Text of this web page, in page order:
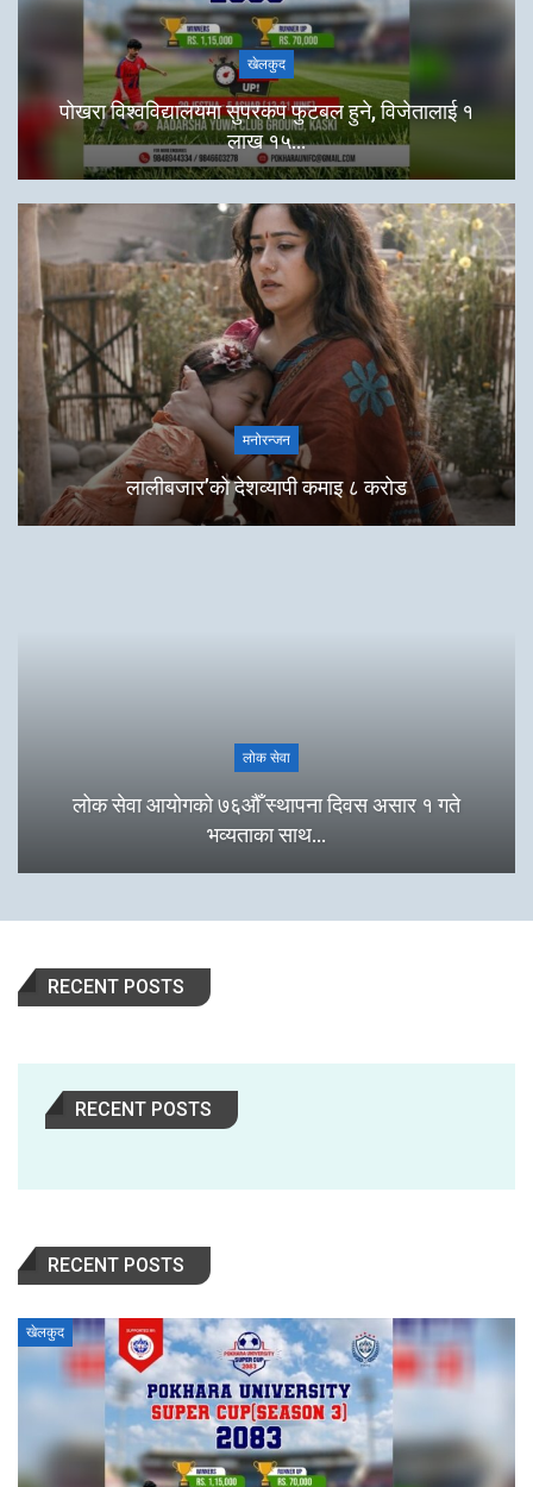
खेलकुद
पोखरा विश्वविद्यालयमा सुपरकप फुटबल हुने, विजेतालाई १
लाख १५…
मनोरन्जन
लालीबजार’को देशव्यापी कमाइ ८ करोड
लोक सेवा
लोक सेवा आयोगको ७६औँ स्थापना दिवस असार १ गते
भव्यताका साथ…
RECENT POSTS
RECENT POSTS
RECENT POSTS
खेलकुद